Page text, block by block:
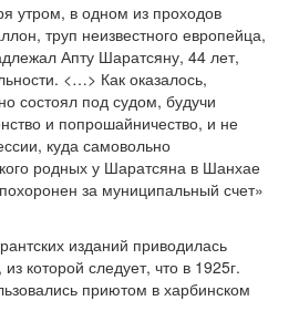
утром, в одном из проходов
труп неизвестного европейца,
Апту Шаратсяну, 44 лет,
<…> Как оказалось,
состоял под судом, будучи
и попрошайничество, и не
куда самовольно
родных у Шаратсяна в Шанхае
за муниципальный счет»
изданий приводилась
которой следует, что в 1925г.
приютом в харбинском